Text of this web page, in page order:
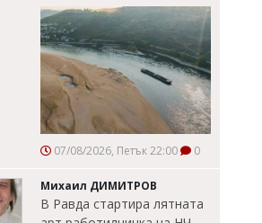
07/08/2026, Петък 22:00 0
Михаил ДИМИТРОВ
В Равда стартира лятната